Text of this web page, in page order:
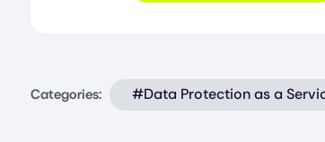
Categories: #Data Protection as a